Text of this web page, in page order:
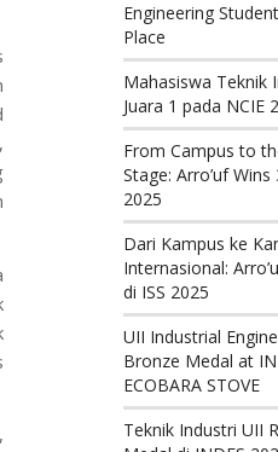
Engineering
Place
Mahasiswa Teknik
Juara 1 pada NCIE
From Campus to
Stage: Arro’uf
2025
Dari Kampus ke
Internasional:
di ISS 2025
UII Industrial
Bronze Medal at
ECOBARA STOVE
Teknik Industri UII